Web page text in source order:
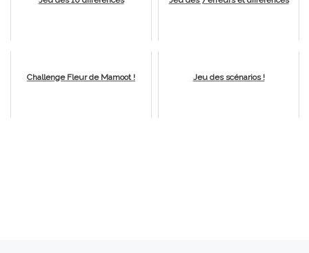
Challenge Fleur de Mamoot ! Jeu des scénarios !